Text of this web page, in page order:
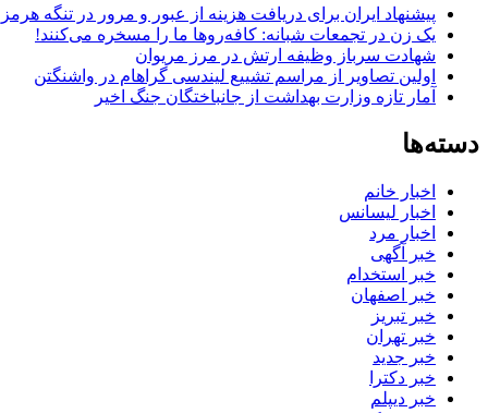
پیشنهاد ایران برای دریافت هزینه از عبور و مرور در تنگه
یک زن در تجمعات شبانه: کافه‌روها ما را مسخره می‌کنند!
شهادت سرباز وظیفه ارتش در مرز مریوان
اولین تصاویر از مراسم تشییع لیندسی گراهام در واشنگتن
آمار تازه وزارت بهداشت از جانباختگان جنگ اخیر
دسته‌ها
اخبار خانم
اخبار لیسانس
اخبار مرد
خبر آگهی
خبر استخدام
خبر اصفهان
خبر تبریز
خبر تهران
خبر جدید
خبر دکترا
خبر دیپلم